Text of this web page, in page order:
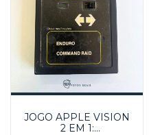
JOGO APPLE VISION
2 EM 1: